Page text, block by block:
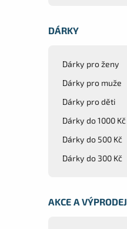
DÁRKY
Dárky pro ženy
Dárky pro muže
Dárky pro děti
Dárky do 1000 Kč
Dárky do 500 Kč
Dárky do 300 Kč
AKCE A VÝPRODEJ